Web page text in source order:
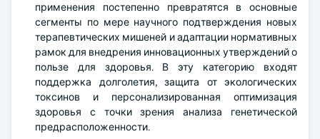
применения постепенно превратятся в основные
сегменты по мере научного подтверждения новых
терапевтических мишеней и адаптации нормативных
рамок для внедрения инновационных утверждений о
пользе для здоровья. В эту категорию входят
поддержка долголетия, защита от экологических
токсинов и персонализированная оптимизация
здоровья с точки зрения анализа генетической
предрасположенности.